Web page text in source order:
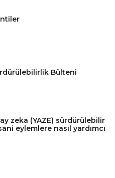
Bülteni
zeka (YAZE) sürdürülebilir
eylemlere nasıl yardımcı